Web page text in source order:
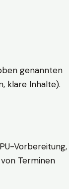
genannten
klare Inhalte).
Vorbereitung,
Terminen